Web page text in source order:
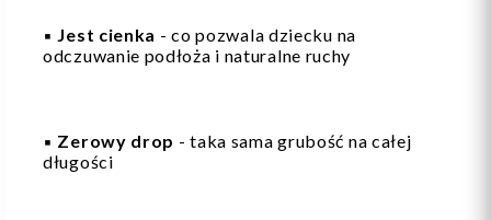
▪️ Jest cienka - co pozwala dziecku na
odczuwanie podłoża i naturalne ruchy
▪️ Zerowy drop - taka sama grubość na całej
długości